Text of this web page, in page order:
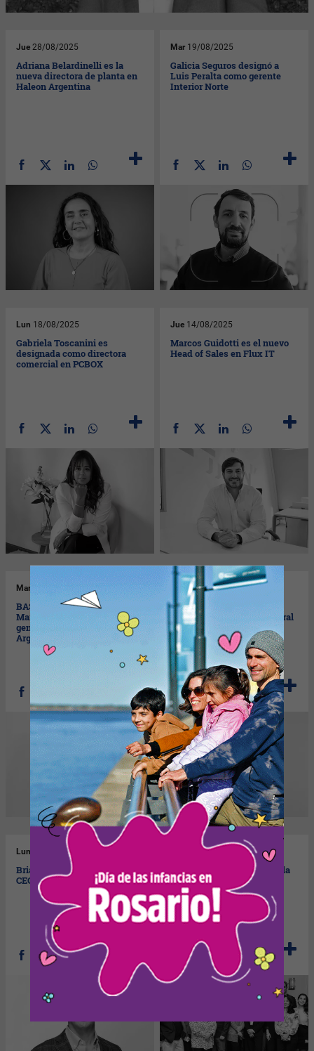
Jue 28/08/2025
Adriana Belardinelli es la
nueva directora de planta en
Haleon Argentina
Mar 19/08/2025
Galicia Seguros designó a
Luis Peralta como gerente
Interior Norte
Lun 18/08/2025
Gabriela Toscanini es
designada como directora
comercial en PCBOX
Jue 14/08/2025
Marcos Guidotti es el nuevo
Head of Sales en Flux IT
Mar12/08/2025
BASF designa a Matías Guido
Martin como nuevo director
general y financiero en
Argentina
Mar 05/08/2025
Sergio Martín Mengoni
asume como director general
de Total Austral y Country
Chair de TotalEnergies en
Argentina
Lun 04/08/2025
Brian Gleason es el nuevo
CEO global de Seedtag
29/07/2025
Lucila Maldonado asumió la
presidencia del Consejo
Profesional de Relaciones
Públicas